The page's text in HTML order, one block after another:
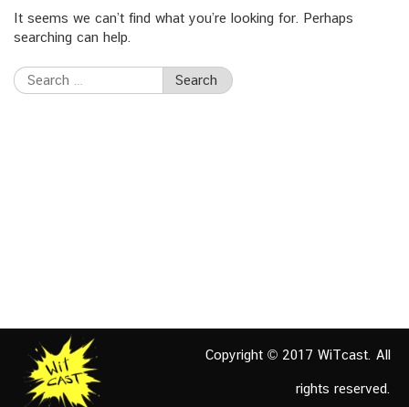
It seems we can’t find what you’re looking for. Perhaps
searching can help.
Search
for:
Copyright © 2017 WiTcast. All
rights reserved.